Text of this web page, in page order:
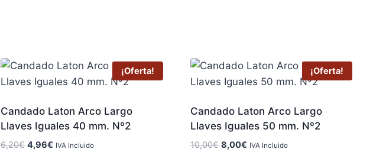
¡Oferta!
Candado Laton Arco Largo
Llaves Iguales 40 mm. Nº2
6,20€ El
4,96€ El
IVA Incluido
¡Oferta!
Candado Laton Arco Largo
Llaves Iguales 50 mm. Nº2
10,00€ El
8,00€ElIVA Incluido